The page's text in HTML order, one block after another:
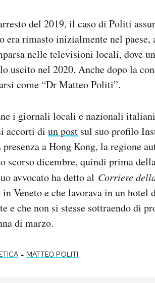
del 2019, il caso di Politi
era rimasto inizialmente nel paese,
nelle televisioni locali, dove
uscito nel 2020. Anche dopo la
come “Dr Matteo Politi”.
i giornali locali e nazionali
accorti di un post sul suo profilo
a Hong Kong, la regione
scorso dicembre, quindi prima
avvocato ha detto al Corriere
Veneto e che lavorava in un hotel
e che non si stesse sottraendo di
di marzo.
- MATTEO POLITI